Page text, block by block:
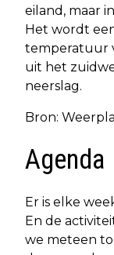
eiland, maar
Het wordt
temperatuur
uit het
neerslag.
Bron:
Agenda
Er is elke
En de
we meteen